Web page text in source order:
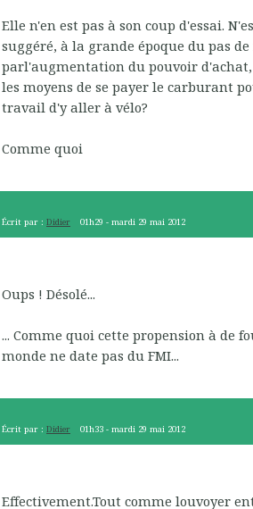
Elle n'en est pas à son coup d'essai.
suggéré, à la grande époque du pas
parl'augmentation du pouvoir
les moyens de se payer le carburant
travail d'y aller à vélo?
Comme quoi
Écrit par : Didier 01h29 -mardi 29 mai 2012
Oups ! Désolé...
... Comme quoi cette propension à de
monde ne date pas du FMI...
Écrit par : Didier 01h33 -mardi 29 mai 2012
Effectivement.Tout comme louvoyer